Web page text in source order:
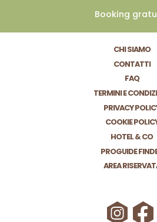
Booking
CHI SIAMO
CONTATTI
FAQ
TERMINI E
PRIVACY
COOKIE
HOTEL & CO
PROGUIDE
AREA